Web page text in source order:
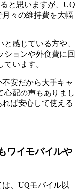
と思いますが、UQ
々の維持費を大幅
感じている方や、
ションや外食費に回
います。
安だから大手キャ
心配の声もありまし
ば安心して使える
ワイモバイルや
、UQモバイル以